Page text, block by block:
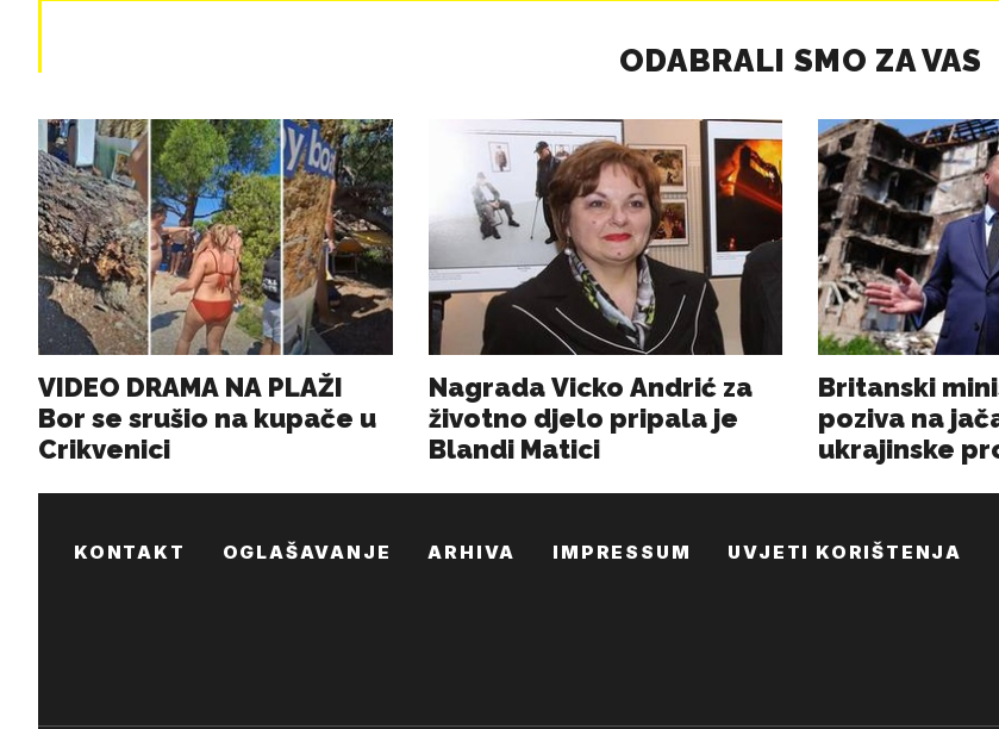
KONTAKT OGLAŠAVANJE ARHIVA IMPRESSUM UVJETI KORIŠTENJA